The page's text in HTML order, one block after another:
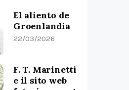
El aliento de
Groenlandia
22/03/2026
F. T. Marinetti
e il sito web